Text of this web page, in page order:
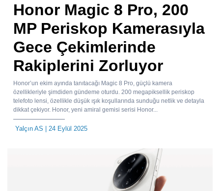
Honor Magic 8 Pro, 200
MP Periskop Kamerasıyla
Gece Çekimlerinde
Rakiplerini Zorluyor
Honor’un ekim ayında tanıtacağı Magic 8 Pro, güçlü kamera
özellikleriyle şimdiden gündeme oturdu. 200 megapiksellik periskop
telefoto lensi, özellikle düşük ışık koşullarında sunduğu netlik ve detayla
dikkat çekiyor. Honor, yeni amiral gemisi serisi Honor...
Yalçın AS | 24 Eylül 2025